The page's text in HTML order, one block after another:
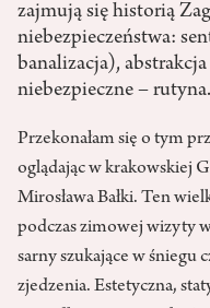
zajmują się historią
niebezpieczeństwa:
banalizacja),
niebezpieczne – rutyna.
Przekonałam się o tym
oglądając w krakowskiej
Mirosława Bałki. Ten
podczas zimowej wizyty
sarny szukające w śniegu
zjedzenia. Estetyczna,